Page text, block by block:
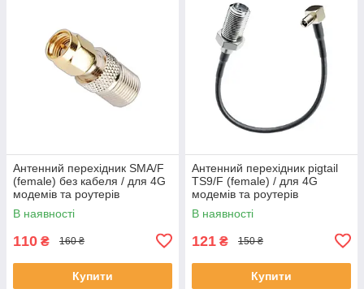
Антенний перехідник SMA/F
(female) без кабеля / для 4G
модемів та роутерів
В наявності
110 ₴ 160 ₴
Купити
Антенний перехідник pigtail
TS9/F (female) / для 4G
модемів та роутерів
В наявності
121 ₴ 150 ₴
Купити